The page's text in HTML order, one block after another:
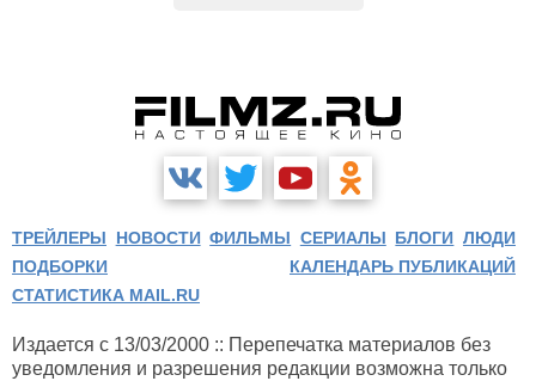
ТРЕЙЛЕРЫ НОВОСТИ ФИЛЬМЫ СЕРИАЛЫ БЛОГИ ЛЮДИ
ПОДБОРКИ
КАЛЕНДАРЬ ПУБЛИКАЦИЙ
СТАТИСТИКА MAIL.RU
Издается с 13/03/2000 :: Перепечатка материалов без
уведомления и разрешения редакции возможна только